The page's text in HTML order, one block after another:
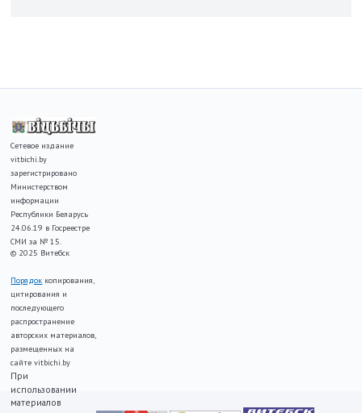
Сетевое издание
vitbichi.by
зарегистрировано
Министерством
информации
Республики Беларусь
24.06.19 в Госреестре
СМИ за № 15.
© 2025 Витебск
Порядок копирования,
цитирования и
последующего
распространение
авторских материалов,
размещенных на
сайте vitbichi.by
При
использовании
материалов